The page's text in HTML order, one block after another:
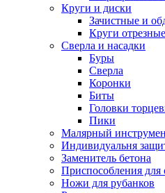
Круги и диски
Зачистные и
Круги отрезные
Сверла и насадки
Буры
Сверла
Коронки
Биты
Головки
Пики
Малярный
Индивидуальня
Заменитель бетона
Приспособления для
Ножи для рубанков